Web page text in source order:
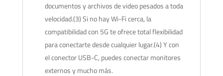
documentos y archivos de video pesados a toda
velocidad.(3) Si no hay Wi-Fi cerca, la
compatibilidad con 5G te ofrece total flexibilidad
para conectarte desde cualquier lugar.(4) Y con
el conector USB-C, puedes conectar monitores
externos y mucho más.